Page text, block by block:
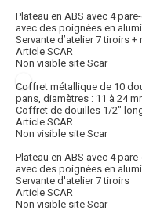
Plateau en ABS avec 4
avec des poignées en
Servante d’atelier 7 tiroirs
Article SCAR
Non visible site Scar
Coffret métallique de 10
pans, diamètres : 11 à 24
Coffret de douilles 1/2"
Article SCAR
Non visible site Scar
Plateau en ABS avec 4
avec des poignées en
Servante d'atelier 7 tiroirs
Article SCAR
Non visible site Scar